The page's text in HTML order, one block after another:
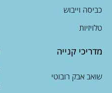
כביסה וייבוש
טלויזיות
מדריכי קנייה
שואב אבק רובוטי